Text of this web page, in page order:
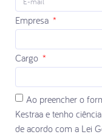
Empresa
Cargo
Ao preencher o
Kestraa e tenho
de acordo com a Lei